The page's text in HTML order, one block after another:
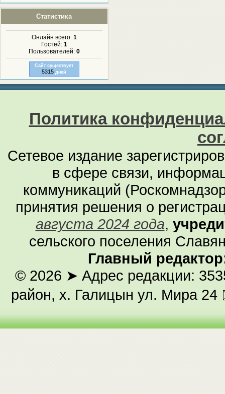
Статистика
Онлайн всего: 1
Гостей: 1
Пользователей: 0
Сайт существует
5315 дней
Политика
Сетевое издание
в сфере связи,
коммуникаций
принятия решения о
августа 2024 года,
сельского поселения
Главный
© 2026 ➤ Адрес редакции:
район, х. Галицын ул. Мира